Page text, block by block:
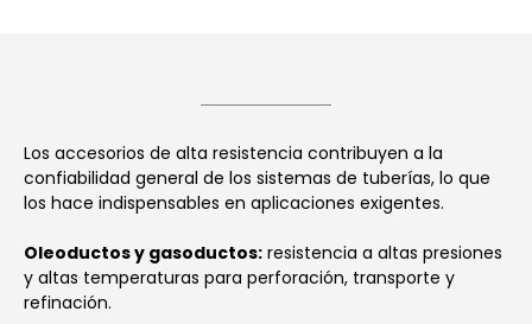
Los accesorios de alta resistencia contribuyen a la
confiabilidad general de los sistemas de tuberías, lo que
los hace indispensables en aplicaciones exigentes.
Oleoductos y gasoductos: resistencia a altas presiones
y altas temperaturas para perforación, transporte y
refinación.